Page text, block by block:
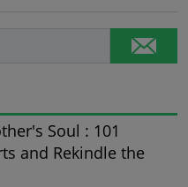
Soul : 101
and Rekindle the